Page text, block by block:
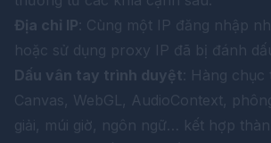
Địa chỉ IP : Cùng một IP đăng nhập
hoặc sử dụng proxy IP đã bị đánh
Dấu vân tay trình duyệt : Hàng
Canvas, WebGL, AudioContext,
giải, múi giờ, ngôn ngữ… kết hợp